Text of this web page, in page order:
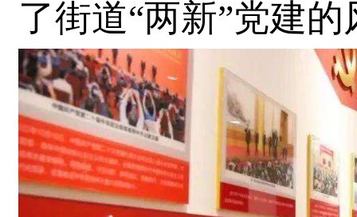
了街道“两新”党建的